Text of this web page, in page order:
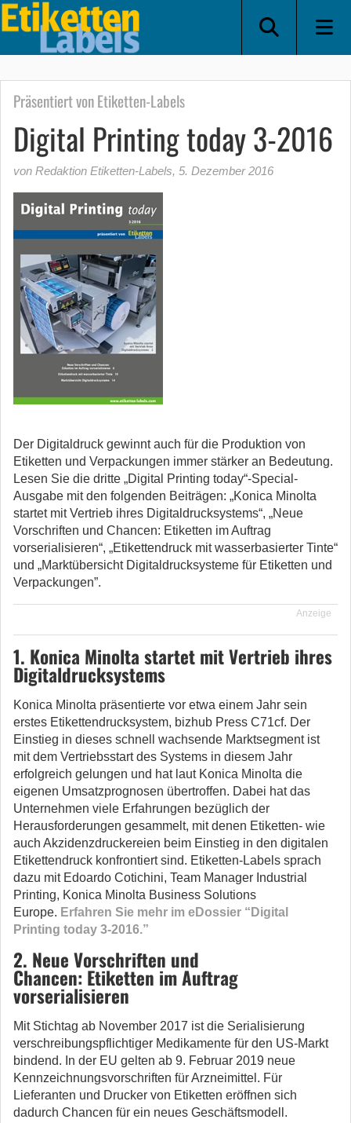
Präsentiert von Etiketten-Labels
Digital Printing today 3-2016
von Redaktion Etiketten-Labels, 5. Dezember 2016
Der Digitaldruck gewinnt auch für die Produktion von
Etiketten und Verpackungen immer stärker an Bedeutung.
Lesen Sie die dritte „Digital Printing today“-Special-
Ausgabe mit den folgenden Beiträgen: „Konica Minolta
startet mit Vertrieb ihres Digitaldrucksystems“, „Neue
Vorschriften und Chancen: Etiketten im Auftrag
vorserialisieren“, „Etikettendruck mit wasserbasierter Tinte“
und „Marktübersicht Digitaldrucksysteme für Etiketten und
Verpackungen”.
Anzeige
1. Konica Minolta startet mit Vertrieb ihres
Digitaldrucksystems
Konica Minolta präsentierte vor etwa einem Jahr sein
erstes Etikettendrucksystem, bizhub Press C71cf. Der
Einstieg in dieses schnell wachsende Marktsegment ist
mit dem Vertriebsstart des Systems in diesem Jahr
erfolgreich gelungen und hat laut Konica Minolta die
eigenen Umsatzprognosen übertroffen. Dabei hat das
Unternehmen viele Erfahrungen bezüglich der
Herausforderungen gesammelt, mit denen Etiketten- wie
auch Akzidenzdruckereien beim Einstieg in den digitalen
Etikettendruck konfrontiert sind. Etiketten-Labels sprach
dazu mit Edoardo Cotichini, Team Manager Industrial
Printing, Konica Minolta Business Solutions
Europe. Erfahren Sie mehr im eDossier “Digital
Printing today 3-2016.”
2. Neue Vorschriften und
Chancen: Etiketten im Auftrag
vorserialisieren
Mit Stichtag ab November 2017 ist die Serialisierung
verschreibungspflichtiger Medikamente für den US-Markt
bindend. In der EU gelten ab 9. Februar 2019 neue
Kennzeichnungsvorschriften für Arzneimittel. Für
Lieferanten und Drucker von Etiketten eröffnen sich
dadurch Chancen für ein neues Geschäftsmodell.